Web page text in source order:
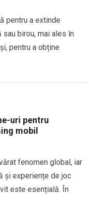
pentru a extinde
birou, mai ales în
pentru a obține
uri pentru
mobil
fenomen global, iar
și experiențe de joc
este esențială. În